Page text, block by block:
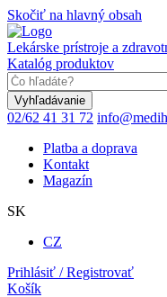
Skočiť na hlavný obsah
Lekárske prístroje a
Katalóg produktov
02/62 41 31 72
Platba a doprava
Kontakt
Magazín
SK
CZ
Prihlásiť / Registrovať
Košík